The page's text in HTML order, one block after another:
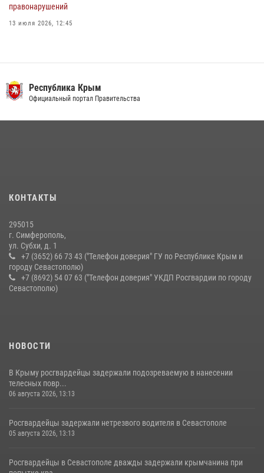
правонарушений
13 июля 2026, 12:45
21 июля 2026, 13:18
Росгвардия в Крыму и Севастополе задержала ряд
правонарушителей
10 июля 2026, 15:10
Республика Крым
Официальный портал Правительства
КОНТАКТЫ
295015
г. Симферополь,
ул. Субхи, д. 1
+7 (3652) 66 73 43 ("Телефон доверия" ГУ по Республике Крым и
городу Севастополю)
+7 (8692) 54 07 63 ("Телефон доверия" УКДП Росгвардии по городу
Севастополю)
НОВОСТИ
В Крыму росгвардейцы задержали подозреваемую в нанесении
телесных повр...
06 августа 2026, 13:13
Росгвардейцы задержали нетрезвого водителя в Севастополе
05 августа 2026, 13:13
Росгвардейцы в Севастополе дважды задержали крымчанина при